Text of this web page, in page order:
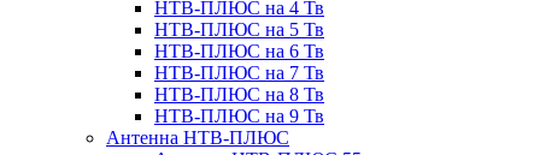
НТВ-ПЛЮС на 4 Тв
НТВ-ПЛЮС на 5 Тв
НТВ-ПЛЮС на 6 Тв
НТВ-ПЛЮС на 7 Тв
НТВ-ПЛЮС на 8 Тв
НТВ-ПЛЮС на 9 Тв
Антенна НТВ-ПЛЮС